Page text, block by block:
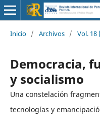
Inicio / Archivos / Vol. 18
Democracia,
y socialismo
Una constelación
tecnologías y